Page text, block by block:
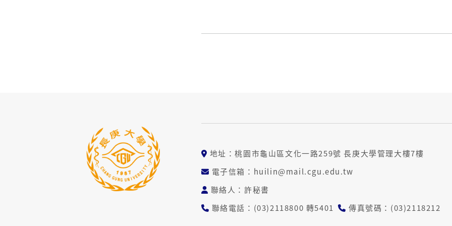
地址：桃園市龜山區文化一路259號 長庚大學管理大樓7樓
電子信箱：huilin@mail.cgu.edu.tw
聯絡人：許秘書
聯絡電話：(03)2118800 轉5401
傳真號碼：(03)2118212